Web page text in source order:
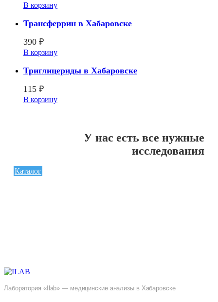
В корзину
Трансферрин в Хабаровске
390 ₽
В корзину
Триглицериды в Хабаровске
115 ₽
В корзину
У нас есть все нужные
исследования
Каталог
Лаборатория «Ilab» — медицинские анализы в Хабаровске